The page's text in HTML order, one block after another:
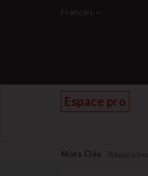
Français
Espace pro
Mots Clés